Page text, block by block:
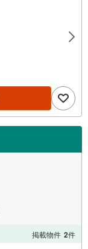
掲載物件 2件